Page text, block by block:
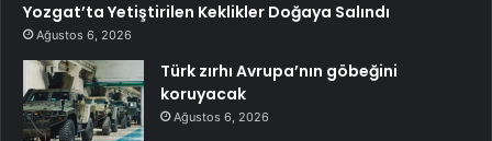
Yozgat’ta Yetiştirilen Keklikler Doğaya Salındı
Ağustos 6, 2026
Türk zırhı Avrupa’nın göbeğini
koruyacak
Ağustos 6, 2026